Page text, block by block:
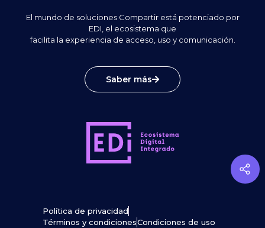
El mundo de soluciones Compartir está potenciado por
EDI, el ecosistema que
facilita la experiencia de acceso, uso y comunicación.
Saber más
Política de privacidad
Términos y condicionesCondiciones de uso